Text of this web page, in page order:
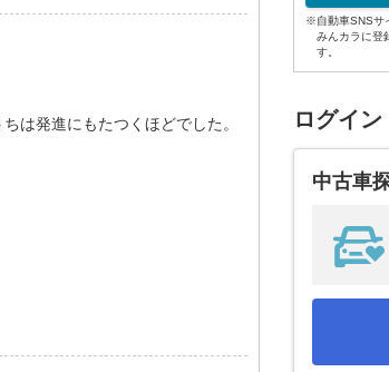
は発進にもたつくほどでした。
※自動車SNSサ
みんカラに登
す。
ログイン
中古車